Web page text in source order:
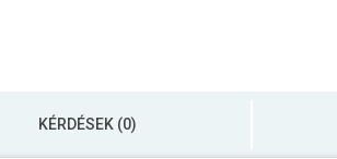
KÉRDÉSEK (0)